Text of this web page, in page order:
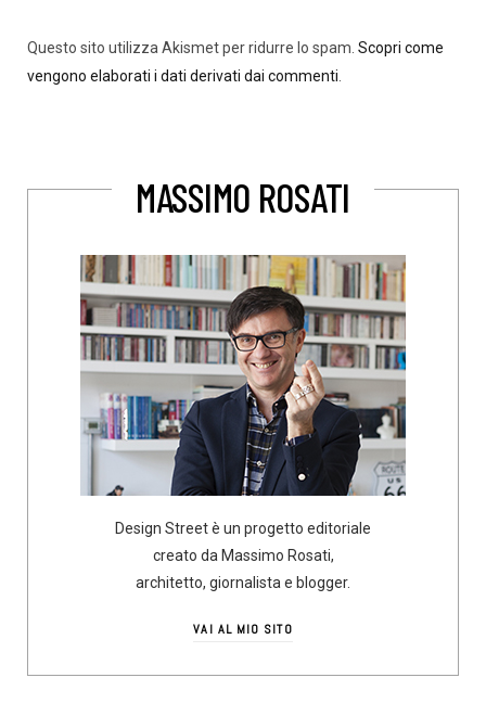
Questo sito utilizza Akismet per ridurre lo spam. Scopri come
vengono elaborati i dati derivati dai commenti
MASSIMO ROSATI
Design Street è un progetto editoriale
creato da Massimo Rosati,
architetto, giornalista e blogger.
VAI AL MIO SITO